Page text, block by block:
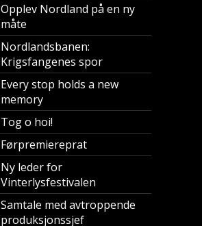
Opplev Nordland på en ny
måte
Nordlandsbanen:
Krigsfangenes spor
Every stop holds a new
memory
Tog o hoi!
Førpremiereprat
Ny leder for
Vinterlysfestivalen
Samtale med avtroppende
produksjonssjef